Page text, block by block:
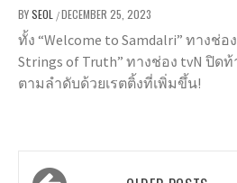
BYSEOL /DECEMBER 25, 2023
ทั้ง “Welcome to Samdalri” ทางช่อ
Strings of Truth” ทางช่อง tvN ปิด
ตามลำดับด้วยเรตติ้งที่เพิ่มขึ้น!
Posts